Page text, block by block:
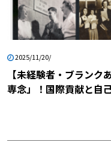
4コマ（6時間）を週5日担当す
月額で約24万円（4コマ
×20日）となります。非常勤日
師の給与事情について詳しく知
け持ち」必須？？お給料事情に
解説します！」や「【非常勤】
らい」や「日本語教師の給料事
2025/11/20/
【未経験者・ブラン
専念」！国際貢献と自